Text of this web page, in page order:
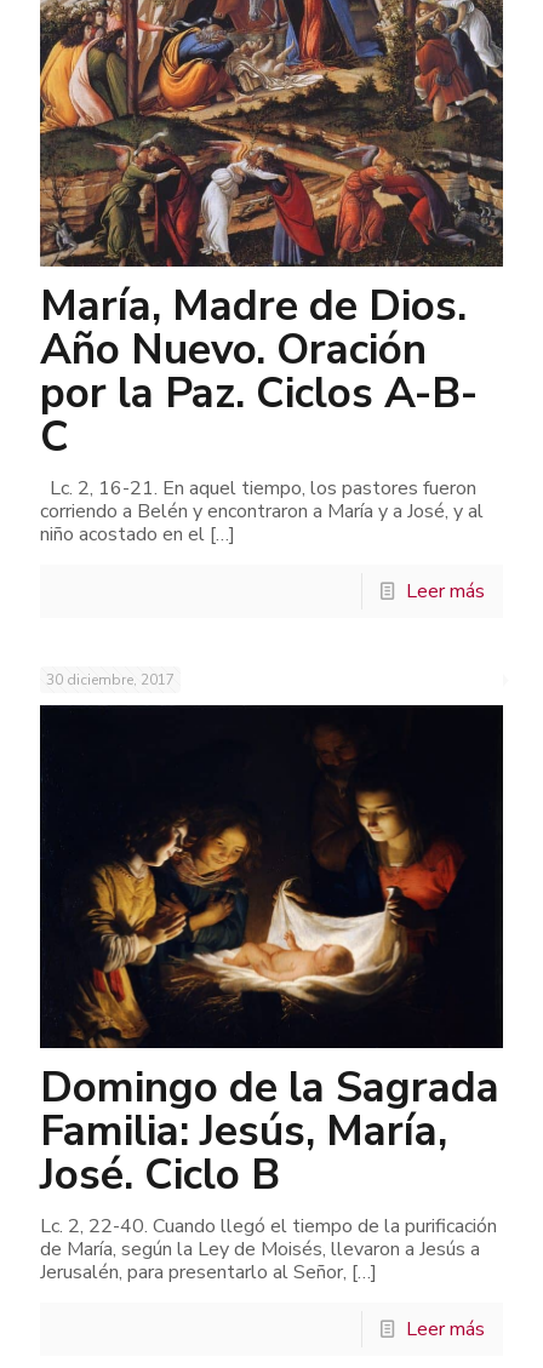
María, Madre de Dios.
Año Nuevo. Oración
por la Paz. Ciclos A-B-
C
Lc. 2, 16-21. En aquel tiempo, los pastores fueron
corriendo a Belén y encontraron a María y a José, y al
niño acostado en el […]
Leer más
30 diciembre, 2017
Domingo de la Sagrada
Familia: Jesús, María,
José. Ciclo B
Lc. 2, 22-40. Cuando llegó el tiempo de la purificación
de María, según la Ley de Moisés, llevaron a Jesús a
Jerusalén, para presentarlo al Señor, […]
Leer más